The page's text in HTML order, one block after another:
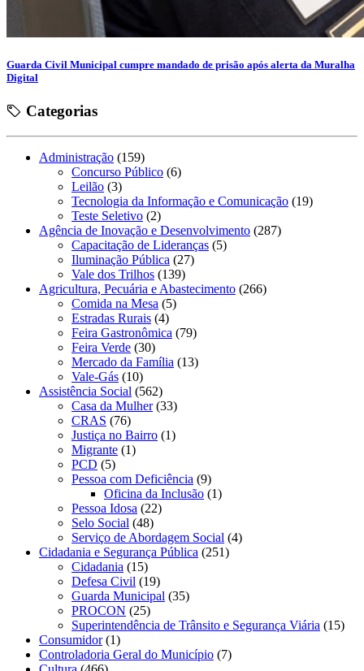
Guarda Civil Municipal cumpre mandado de prisão após alerta da Muralha
Digital
Categorias
Administração (159)
Concurso Público (6)
Leilão (3)
Tecnologia da Informação e Comunicação (19)
Teste Seletivo (2)
Agência de Inovação e Desenvolvimento (287)
Capacitação de Lideranças (5)
Iluminação Pública (27)
Vale dos Trilhos (139)
Agricultura, Pecuária e Abastecimento (266)
Comida na Mesa (5)
Estradas Rurais (4)
Feira Gastronômica (79)
Feira Verde (30)
Mercado da Família (13)
Vale-Gás (10)
Assistência Social (562)
Casa da Mulher(33)
CRAS (76)
Justiça no Bairro (1)
Migrante (1)
PCD (5)
Pessoa com Deficiência (9)
Oficina da Inclusão (1)
Pessoa Idosa (22)
Selo Social (48)
Serviço de Abordagem Social (4)
Cidadania e Segurança Pública (251)
Cidadania (15)
Defesa Civil (19)
Guarda Municipal (35)
PROCON (25)
Superintendência de Trânsito e Segurança Viária (15)
Consumidor(1)
Controladoria Geral do Município (7)